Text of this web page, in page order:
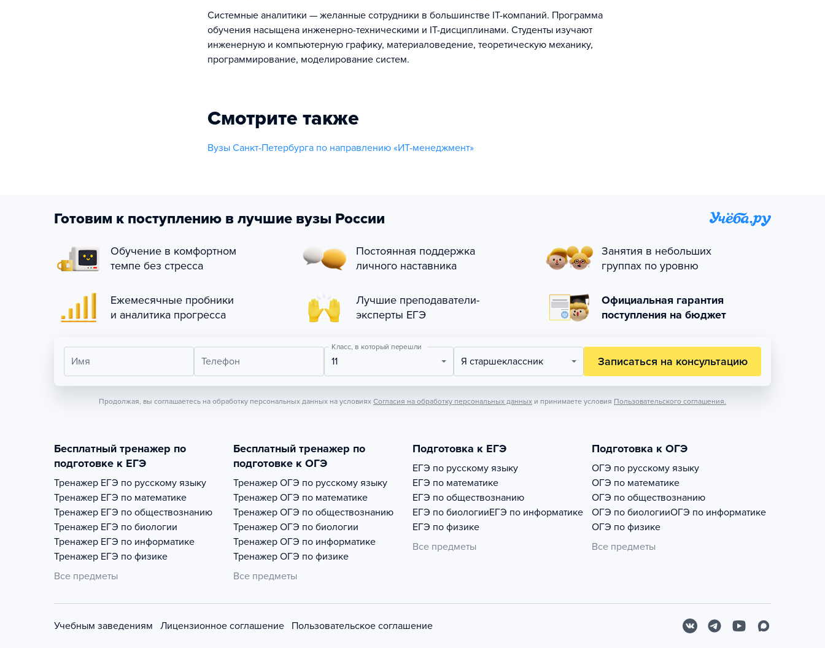
Системные аналитики — желанные сотрудники в большинстве IT-компаний. Программа
обучения насыщена инженерно-техническими и IT-дисциплинами. Студенты изучают
инженерную и компьютерную графику, материаловедение, теоретическую механику,
программирование, моделирование систем.
Смотрите также
Вузы Санкт-Петербурга по направлению «ИТ-менеджмент»
Готовим к поступлению в лучшие вузы России
Обучение в комфортном
темпе без стресса
Постоянная поддержка
личного наставника
Занятия в небольших
группах по уровню
Ежемесячные пробники
и аналитика прогресса
Лучшие преподаватели-
эксперты ЕГЭ
Официальная гарантия
поступления на бюджет
Имя Телефон
Класс, в который перешли
11 Я старшеклассник Записаться на консультацию
Продолжая, вы соглашаетесь на обработку персональных данных на условиях Согласия на обработку персональных данных и принимаете условия Пользовательского соглашения.
Бесплатный тренажер по
подготовке к ЕГЭ
Тренажер ЕГЭ по русскому языку
Тренажер ЕГЭ по математике
Тренажер ЕГЭ по обществознанию
Тренажер ЕГЭ по биологии
Тренажер ЕГЭ по информатике
Тренажер ЕГЭ по физике
Все предметы
Бесплатный тренажер по
подготовке к ОГЭ
Тренажер ОГЭ по русскому языку
Тренажер ОГЭ по математике
Тренажер ОГЭ по обществознанию
Тренажер ОГЭ по биологии
Тренажер ОГЭ по информатике
Тренажер ОГЭ по физике
Все предметы
Подготовка к ЕГЭ
ЕГЭ по русскому языку
ЕГЭ по математике
ЕГЭ по обществознанию
ЕГЭ по биологииЕГЭ по информатике
ЕГЭ по физике
Все предметы
Подготовка к ОГЭ
ОГЭ по русскому языку
ОГЭ по математике
ОГЭ по обществознанию
ОГЭ по биологииОГЭ по информатике
ОГЭ по физике
Все предметы
Учебным заведениям Лицензионное соглашение Пользовательское соглашение